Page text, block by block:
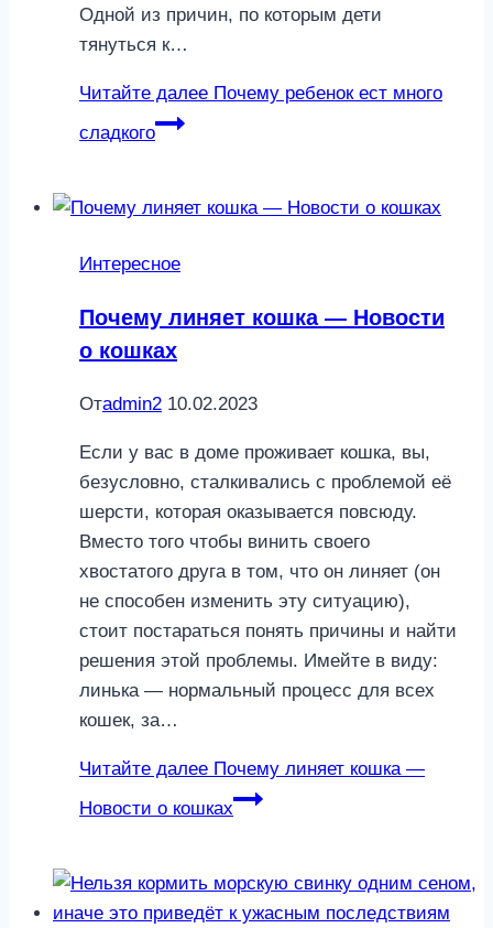
Одной из причин, по которым дети
тянуться к…
Читайте далее Почему ребенок ест много
сладкого
Интересное
Почему линяет кошка — Новости
о кошках
Отadmin2 10.02.2023
Если у вас в доме проживает кошка, вы,
безусловно, сталкивались с проблемой её
шерсти, которая оказывается повсюду.
Вместо того чтобы винить своего
хвостатого друга в том, что он линяет (он
не способен изменить эту ситуацию),
стоит постараться понять причины и найти
решения этой проблемы. Имейте в виду:
линька — нормальный процесс для всех
кошек, за…
Читайте далее Почему линяет кошка —
Новости о кошках